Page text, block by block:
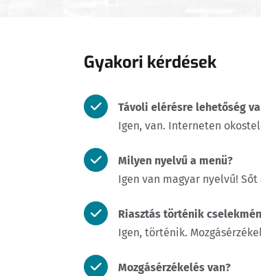
Gyakori kérdések
Távoli elérésre lehetőség
Igen, van. Interneten
Milyen nyelvű a menü?
Igen van magyar nyelvű!
Riasztás történik
Igen, történik.
Mozgásérzékelés van?